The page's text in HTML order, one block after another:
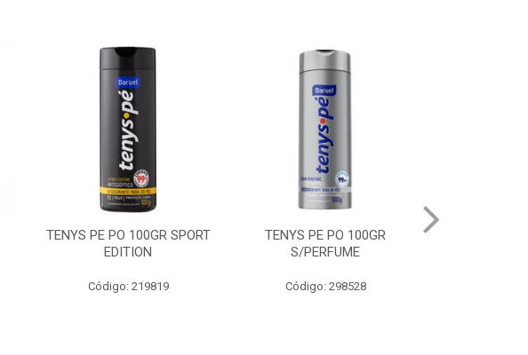
TENYS PE PO 100GR SPORT
EDITION
Código: 219819
TENYS PE PO 100GR
S/PERFUME
Código: 298528
TENYS PE PO